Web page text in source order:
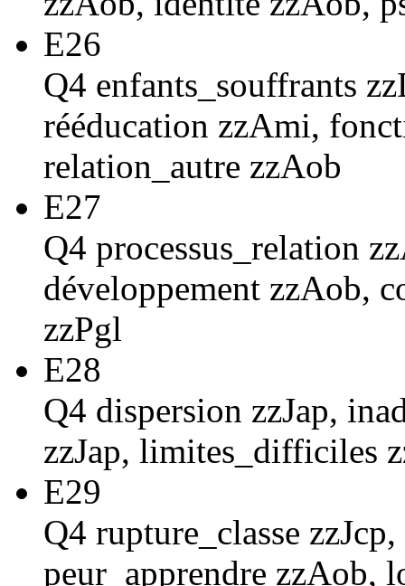
E26
Q4 enfants_souffrants
rééducation zzAmi,
relation_autre zzAob
E27
Q4 processus_relation
développement zzAob,
zzPgl
E28
Q4 dispersion zzJap,
zzJap, limites_difficiles
E29
Q4 rupture_classe
peur_apprendre zzAob,